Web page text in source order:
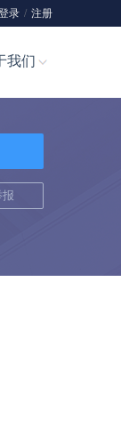
录 / 注册
我们
报